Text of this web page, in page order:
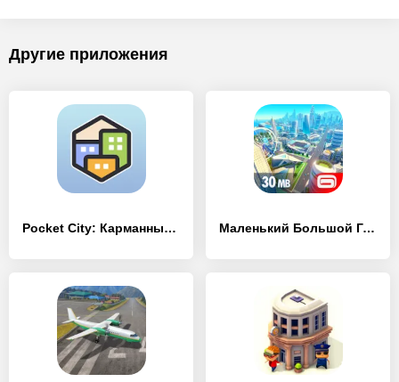
Другие приложения
Pocket City: Карманный город Маленький Большой Город 2